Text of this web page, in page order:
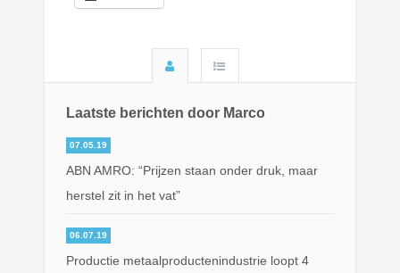
Laatste berichten door Marco
07.05.19
ABN AMRO: “Prijzen staan onder druk, maar
herstel zit in het vat”
06.07.19
Productie metaalproductenindustrie loopt 4